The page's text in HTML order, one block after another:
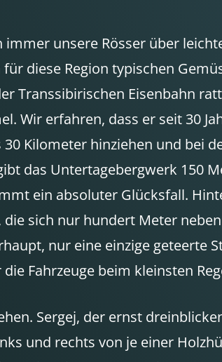
unsere Rösser über
diese Region typischen
Transsibirischen Eisenbahn
Wir erfahren, dass er seit 30
Kilometer hinziehen und bei
das Untertagebergwerk 150
ein absoluter Glücksfall.
sich nur hundert Meter
nur eine einzige geteerte
Fahrzeuge beim kleinsten
Sergej, der ernst
und rechts von je einer